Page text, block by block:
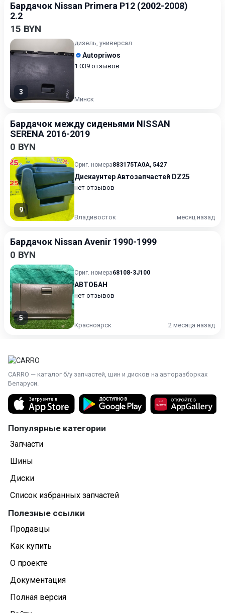
Бардачок Nissan Primera P12 (2002-2008)
2.2
15 BYN
3
дизель, универсал
Autopriwos
1 039 отзывов
Минск
Бардачок между сиденьями NISSAN
SERENA 2016-2019
0 BYN
9
Ориг. номера883175TA0A, 5427
Дискаунтер Автозапчастей DZ25
нет отзывов
Владивосток месяц назад
Бардачок Nissan Avenir 1990-1999
0 BYN
5
Ориг. номера68108-3J100
АВТОБАН
нет отзывов
Красноярск 2 месяца назад
CARRO — каталог б/у запчастей, шин и дисков на авторазборках
Беларуси.
Популярные категории
Запчасти
Шины
Диски
Список избранных запчастей
Полезные ссылки
Продавцы
Как купить
О проекте
Документация
Полная версия